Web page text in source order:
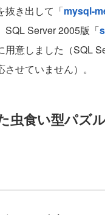
抜き出して「mysql-
SQL Server 2005版「
用意しました（SQL
せていません）。
虫食い型パズ